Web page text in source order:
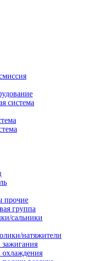
система
прочие
группа
сальники
натяжители
охлаждения